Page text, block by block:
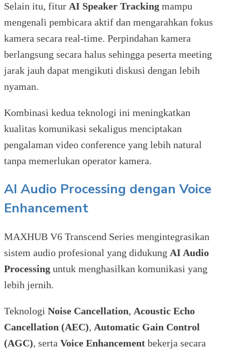
Selain itu, fitur AI Speaker Tracking mampu
mengenali pembicara aktif dan mengarahkan fokus
kamera secara real-time. Perpindahan kamera
berlangsung secara halus sehingga peserta meeting
jarak jauh dapat mengikuti diskusi dengan lebih
nyaman.
Kombinasi kedua teknologi ini meningkatkan
kualitas komunikasi sekaligus menciptakan
pengalaman video conference yang lebih natural
tanpa memerlukan operator kamera.
AI Audio Processing dengan Voice
Enhancement
MAXHUB V6 Transcend Series mengintegrasikan
sistem audio profesional yang didukung AI Audio
Processing untuk menghasilkan komunikasi yang
lebih jernih.
Teknologi Noise Cancellation, Acoustic Echo
Cancellation (AEC), Automatic Gain Control
(AGC), serta Voice Enhancement bekerja secara